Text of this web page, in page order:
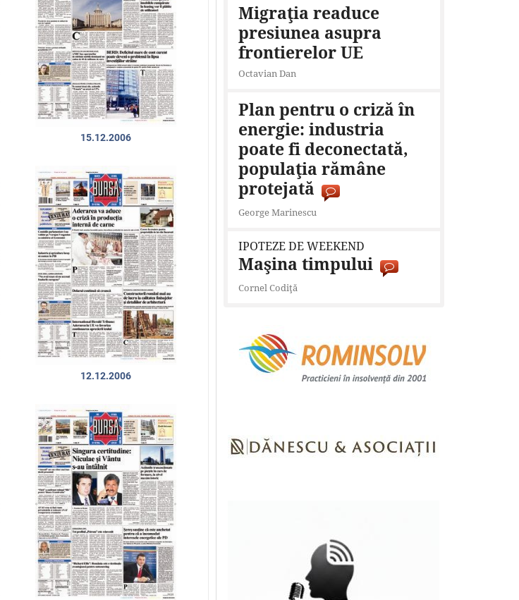
15.12.2006
12.12.2006
Migraţia readuce
presiunea asupra
frontierelor UE
Octavian Dan
Plan pentru o criză în
energie: industria
poate fi deconectată,
populaţia rămâne
protejată
George Marinescu
IPOTEZE DE WEEKEND
Maşina timpului
Cornel Codiţă